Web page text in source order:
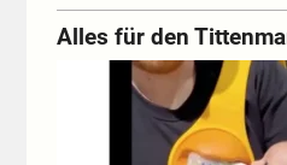
Alles für den